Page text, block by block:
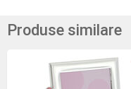
Produse similare